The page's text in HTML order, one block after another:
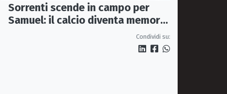
Sorrenti scende in campo per
Samuel: il calcio diventa memoria
Condividi su: